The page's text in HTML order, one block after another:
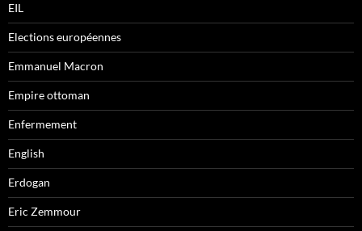
EIL
Elections européennes
Emmanuel Macron
Empire ottoman
Enfermement
English
Erdogan
Eric Zemmour